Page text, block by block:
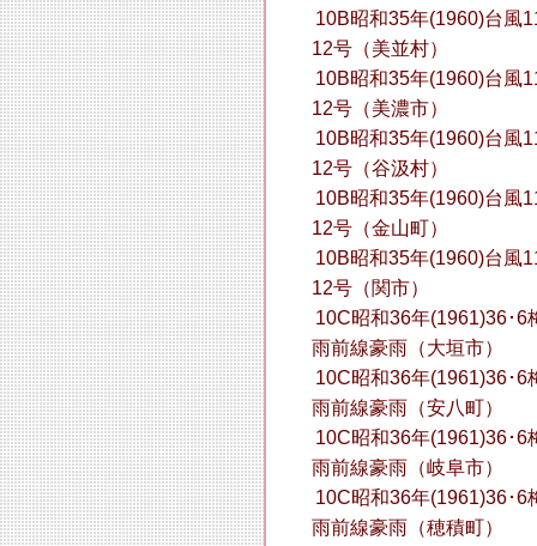
10B昭和35年(1960)台風
12号（美並村）
10B昭和35年(1960)台風
12号（美濃市）
10B昭和35年(1960)台風
12号（谷汲村）
10B昭和35年(1960)台風
12号（金山町）
10B昭和35年(1960)台風
12号（関市）
10C昭和36年(1961)36･6
雨前線豪雨（大垣市）
10C昭和36年(1961)36･6
雨前線豪雨（安八町）
10C昭和36年(1961)36･6
雨前線豪雨（岐阜市）
10C昭和36年(1961)36･6
雨前線豪雨（穂積町）